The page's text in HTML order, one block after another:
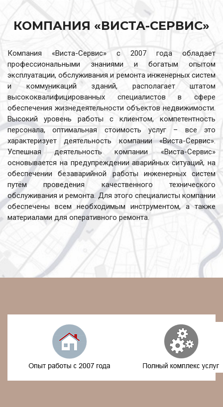
КОМПАНИЯ «ВИСТА-СЕРВИС»
Компания «Виста-Сервис» с 2007 года обладает
профессиональными знаниями и богатым опытом
эксплуатации, обслуживания и ремонта инженерных систем
и коммуникаций зданий, располагает штатом
высококвалифицированных специалистов в сфере
обеспечения жизнедеятельности объектов недвижимости.
Высокий уровень работы с клиентом, компетентность
персонала, оптимальная стоимость услуг – все это
характеризует деятельность компании «Виста-Сервис».
Успешная деятельность компании «Виста-Сервис»
основывается на предупреждении аварийных ситуаций, на
обеспечении безаварийной работы инженерных систем
путём проведения качественного технического
обслуживания и ремонта. Для этого специалисты компании
обеспечены всем необходимым инструментом, а также
материалами для оперативного ремонта.